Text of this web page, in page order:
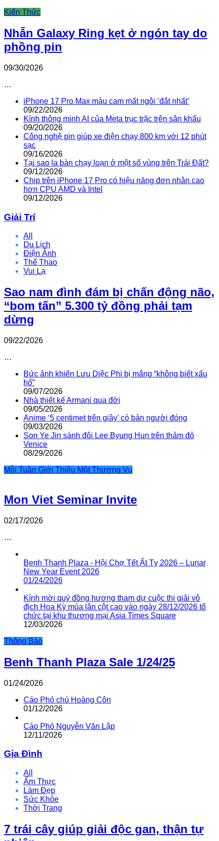
Kiến Thức
Nhẫn Galaxy Ring kẹt ở ngón tay do
phồng pin
09/30/2026
…
iPhone 17 Pro Max màu cam mất ngôi ‘đắt nhất’
09/22/2026
Kính thông minh AI của Meta trục trặc trên sân khấu
09/20/2026
Công nghệ pin giúp xe điện chạy 800 km với 12 phút
sạc
09/16/2026
Tại sao la bàn chạy loạn ở một số vùng trên Trái Đất?
09/12/2026
Chip trên iPhone 17 Pro có hiệu năng đơn nhân cao
hơn CPU AMD và Intel
09/12/2026
Giải Trí
All
Du Lịch
Điện Ảnh
Thể Thao
Vui Lạ
Sao nam đình đám bị chấn động não,
“bom tấn” 5.300 tỷ đồng phải tạm
dừng
09/22/2026
…
Bức ảnh khiến Lưu Diệc Phi bị mắng “không biết xấu
hổ”
09/07/2026
Nhà thiết kế Armani qua đời
09/05/2026
Anime ‘5 centimet trên giây’ có bản người đóng
09/03/2026
Son Ye Jin sánh đôi Lee Byung Hun trên thảm đỏ
Venice
08/29/2026
Mỗi Tuần Giới Thiệu Một Thương Vụ
Mon Viet Seminar Invite
02/17/2026
…
Benh Thanh Plaza - Hội Chợ Tết Ất Tỵ 2026 – Lunar
New Year Event 2026
01/24/2026
Kính mời quý đồng hương tham dự cuộc thi giải vô
địch Hoa Kỳ múa lân cột cao vào ngày 28/12/2026 tổ
chức tại khu thương mại Asia Times Square
12/03/2026
Thông Báo
Benh Thanh Plaza Sale 1/24/25
01/24/2026
Cáo Phó chú Hoàng Côn
01/12/2026
Cáo Phó Nguyễn Văn Lập
12/11/2026
Gia Đình
All
Ẩm Thực
Làm Đẹp
Sức Khỏe
Thời Trang
7 trái cây giúp giải độc gan, thận tự